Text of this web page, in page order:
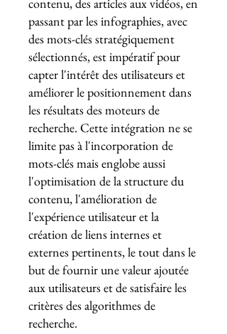
passant par les infographies, avec
des mots-clés stratégiquement
sélectionnés, est impératif pour
capter l'intérêt des utilisateurs et
améliorer le positionnement dans
les résultats des moteurs de
recherche. Cette intégration ne se
limite pas à l'incorporation de
mots-clés mais englobe aussi
l'optimisation de la structure du
contenu, l'amélioration de
l'expérience utilisateur et la
création de liens internes et
externes pertinents, le tout dans le
but de fournir une valeur ajoutée
aux utilisateurs et de satisfaire les
critères des algorithmes de
recherche.